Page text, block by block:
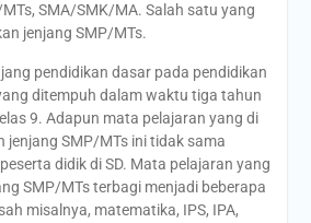
SMA/SMK/MA. Salah satu yang
jenjang SMP/MTs.
pendidikan dasar pada pendidikan
ditempuh dalam waktu tiga tahun
9. Adapun mata pelajaran yang di
jenjang SMP/MTs ini tidak sama
didik di SD. Mata pelajaran yang
SMP/MTs terbagi menjadi beberapa
misalnya, matematika, IPS, IPA,